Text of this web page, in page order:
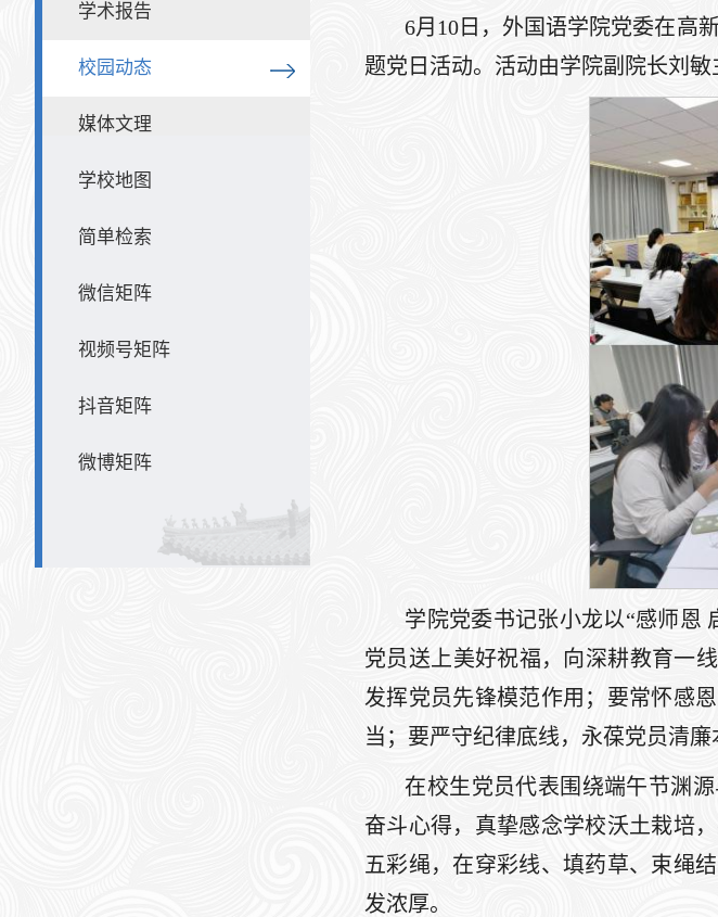
学术报告
校园动态
媒体文理
学校地图
简单检索
微信矩阵
视频号矩阵
抖音矩阵
微博矩阵
6月10日，外国语学院党委在高
题党日活动。活动由学院副院长刘敏
学院党委书记张小龙以“感师恩
党员送上美好祝福，向深耕教育一
发挥党员先锋模范作用；要常怀感
当；要严守纪律底线，永葆党员清
在校生党员代表围绕端午节渊
奋斗心得，真挚感念学校沃土栽培
五彩绳，在穿彩线、填药草、束绳
发浓厚。